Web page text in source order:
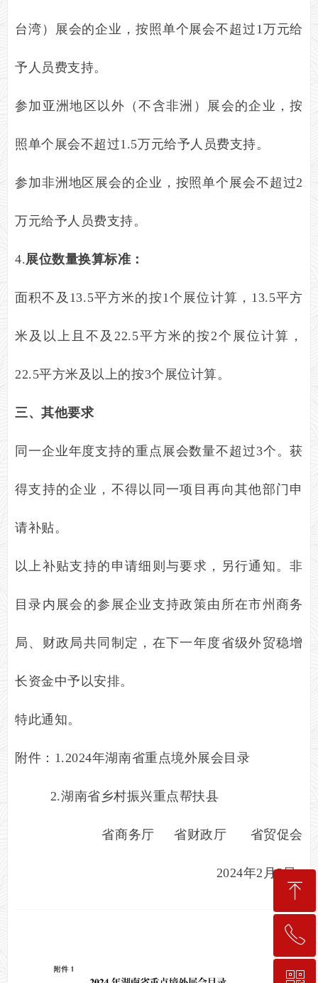
台湾）展会的企业，按照单个展会不超过1万元给
予人员费支持。
参加亚洲地区以外（不含非洲）展会的企业，按
照单个展会不超过1.5万元给予人员费支持。
参加非洲地区展会的企业，按照单个展会不超过2
万元给予人员费支持。
4.展位数量换算标准：
面积不及 13.5平方米的按1个展位计算， 13.5平方
米及以上且不及22.5平方米的按2个展位计算，
22.5平方米及以上的按3个展位计算。
三、其他要求
同一企业年度支持的重点展会数量不超过3个。获
得支持的企业，不得以同一项目再向其他部门申
请补贴。
以上补贴支持的申请细则与要求，另行通知。非
目录内展会的参展企业支持政策由所在市州商务
局、财政局共同制定，在下一年度省级外贸稳增
长资金中予以安排。
特此通知。
附件： 1.2024年湖南省重点境外展会目录
2.湖南省乡村振兴重点帮扶县
省商务厅 省财政厅 省贸促会
2024年2 月5日
ꁸ
回到顶部
ꂅ
189-7498-5834